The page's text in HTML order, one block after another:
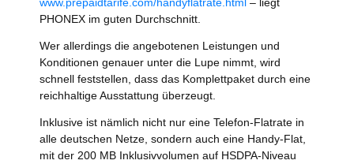
PHONEX im guten Durchschnitt.
Wer allerdings die angebotenen Leistungen und
Konditionen genauer unter die Lupe nimmt, wird
schnell feststellen, dass das Komplettpaket durch eine
reichhaltige Ausstattung überzeugt.
Inklusive ist nämlich nicht nur eine Telefon-Flatrate in
alle deutschen Netze, sondern auch eine Handy-Flat,
mit der 200 MB Inklusivvolumen auf HSDPA-Niveau